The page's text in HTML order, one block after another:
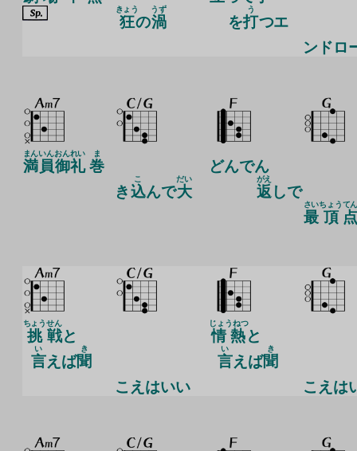
狂
きょう
の渦
うず
を打
う
つエ
ンドロ
満
まん
員
いん
御
おん
礼
れい
巻
ま
き込
こ
んで大
だい
どんでん
返
がえ
しで
最
さい
頂
ちょうて
挑
ちょう
戦
せん
と
言
い
えば聞
き
こえはいい
情熱
じょうねつ
と
言
い
えば聞
き
こえは